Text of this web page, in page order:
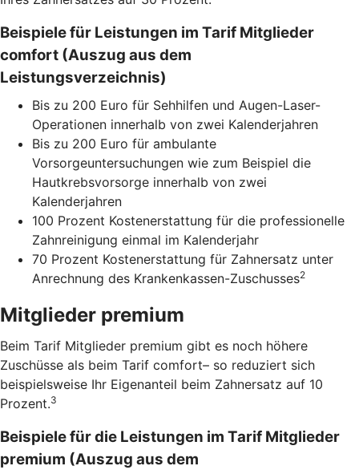
Beispiele für Leistungen im Tarif Mitglieder
comfort (Auszug aus dem
Leistungsverzeichnis)
Bis zu 200 Euro für Sehhilfen und Augen-Laser-
Operationen innerhalb von zwei Kalenderjahren
Bis zu 200 Euro für ambulante
Vorsorgeuntersuchungen wie zum Beispiel die
Hautkrebsvorsorge innerhalb von zwei
Kalenderjahren
100 Prozent Kostenerstattung für die professionelle
Zahnreinigung einmal im Kalenderjahr
70 Prozent Kostenerstattung für Zahnersatz unter
Anrechnung des Krankenkassen-Zuschusses2
Mitglieder premium
Beim Tarif Mitglieder premium gibt es noch höhere
Zuschüsse als beim Tarif comfort– so reduziert sich
beispielsweise Ihr Eigenanteil beim Zahnersatz auf 10
Prozent.3
Beispiele für die Leistungen im Tarif Mitglieder
premium (Auszug aus dem